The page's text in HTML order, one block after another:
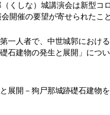
くしな）城講演会は新型コ
開催の要望が寄せられたこ
一人者で、中世城郭におけ
石建物の発生と展開」につ
展開－狗尸那城跡礎石建物